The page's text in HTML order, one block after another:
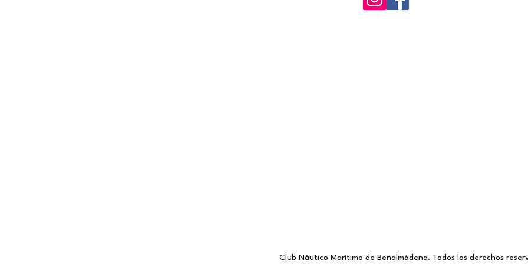
Club Náutico Marítimo de Benalmádena. Todos los derechos